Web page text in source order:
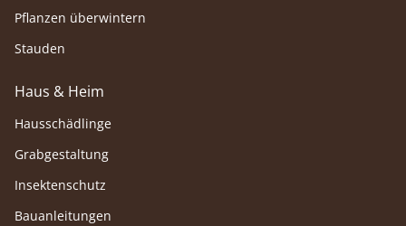
Pflanzen überwintern
Stauden
Haus & Heim
Hausschädlinge
Grabgestaltung
Insektenschutz
Bauanleitungen